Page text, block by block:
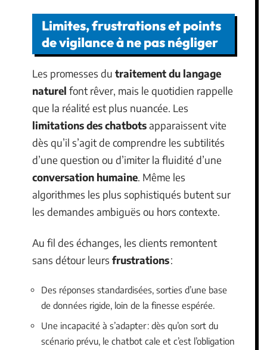
Limites, frustrations et points
de vigilance à ne pas négliger
Les promesses du traitement du langage
naturel font rêver, mais le quotidien rappelle
que la réalité est plus nuancée. Les
limitations des chatbotsapparaissent vite
dès qu’il s’agit de comprendre les subtilités
d’une question ou d’imiter la fluidité d’une
conversation humaine. Même les
algorithmes les plus sophistiqués butent sur
les demandes ambiguës ou hors contexte.
Au fil des échanges, les clients remontent
sans détour leurs frustrations:
Des réponses standardisées, sorties d’une base
de données rigide, loin de la finesse espérée.
Une incapacité à s’adapter : dès qu’on sort du
scénario prévu, le chatbot cale et c’est l’obligation